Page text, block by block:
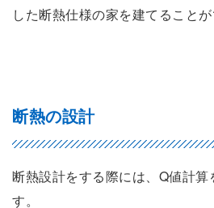
した断熱仕様の家を建てることが
断熱の設計
断熱設計をする際には、Q値計算
す。